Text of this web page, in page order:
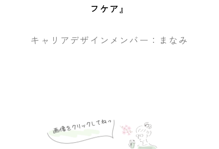
フケア』
キャリアデザインメンバー：まなみ